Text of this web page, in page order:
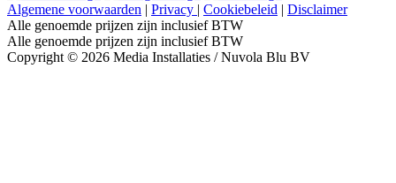
Algemene voorwaarden | Privacy | Cookiebeleid | Disclaimer
Alle genoemde prijzen zijn inclusief BTW
Alle genoemde prijzen zijn inclusief BTW
Copyright © 2026 Media Installaties / Nuvola Blu BV